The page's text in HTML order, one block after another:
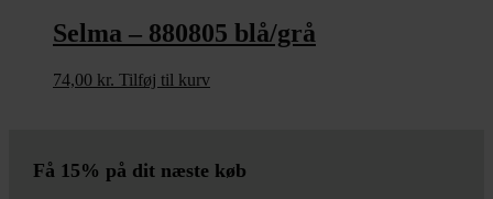
Selma – 880805 blå/grå
74,00 kr. Tilføj til kurv
Få 15% på dit næste køb